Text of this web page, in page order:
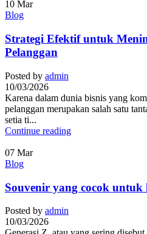
10 Mar
Blog
Strategi Efektif untuk
Pelanggan
Posted by admin
10/03/2026
Karena dalam dunia bisnis yang
pelanggan merupakan salah satu
setia ti...
Continue reading
07 Mar
Blog
Souvenir yang cocok
Posted by admin
10/03/2026